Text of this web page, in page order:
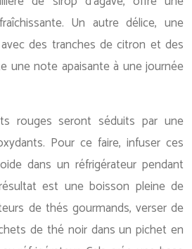
Un autre délice, une
des tranches de citron et des
une note apaisante à une journée
rouges seront séduits par une
Pour ce faire, infuser ces
dans un réfrigérateur pendant
est une boisson pleine de
de thés gourmands, verser de
de thé noir dans un pichet en